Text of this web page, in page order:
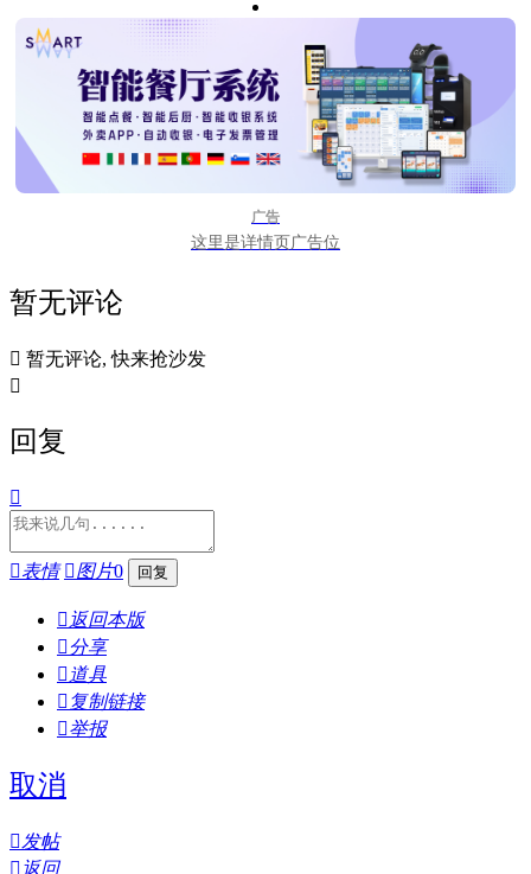
广告
这里是详情页广告位
暂无评论
 暂无评论, 快来抢沙发

回复

表情 图片0
 返回本版
分享
 道具
 复制链接
举报
取消
发帖
 返回